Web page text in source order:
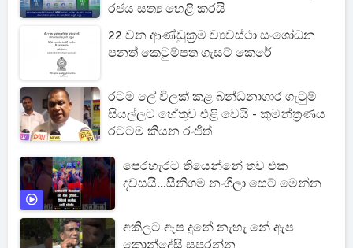
රජය සත්‍ය හෙළි කරයි
22 වන ආණ්ඩුක්‍රම ව්‍යවස්ථා සංශෝධන
පනත් කෙටුම්පත ගැසට් කෙරේ
රටම ලේ විලක් කළ බන්ධනාගාර ගැටුම්
සියල්ලට හේතුව එළි වෙයි - කුමන්ත්‍රණය
රටටම කියන රංජිත්
පෙරහැරට තියෙන්නේ තව එක
දවසයි...සීනිගම නංගිලා සෙට් මෙන්න
අකිලට ඇප දුනේ නැහැ නේ ඇප
කොන්දේසි සපුරන්න